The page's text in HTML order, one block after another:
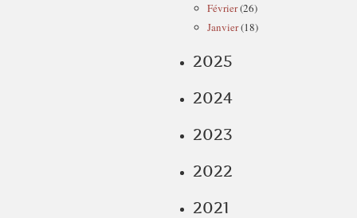
Février(26)
Janvier(18)
2025
2024
2023
2022
2021